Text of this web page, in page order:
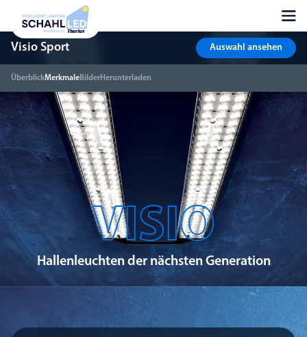
Visio Sport
ÜberblickMerkmaleBilderHerunterladen
Auswahl ansehen
VISIO
Hallenleuchten der nächsten Generation